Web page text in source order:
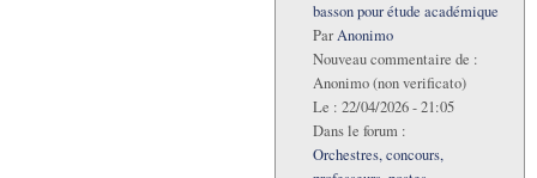
basson pour étude académique
ParAnonimo
Nouveau commentaire de :
Anonimo (non verificato)
Le : 22/04/2026 - 21:05
Dans le forum :
Orchestres, concours,